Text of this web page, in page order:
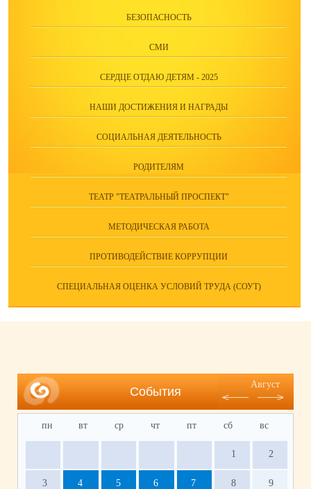
БЕЗОПАСНОСТЬ
СМИ
СЕРДЦЕ ОТДАЮ ДЕТЯМ - 2025
НАШИ ДОСТИЖЕНИЯ И НАГРАДЫ
СОЦИАЛЬНАЯ ДЕЯТЕЛЬНОСТЬ
РОДИТЕЛЯМ
ТЕАТР "ТЕАТРАЛЬНЫЙ ПРОСПЕКТ"
МЕТОДИЧЕСКАЯ РАБОТА
ПРОТИВОДЕЙСТВИЕ КОРРУПЦИИ
СПЕЦИАЛЬНАЯ ОЦЕНКА УСЛОВИЙ ТРУДА (СОУТ)
События
Август
пн вт ср чт пт сб вс
1 2
3 4 5 6 7 8 9